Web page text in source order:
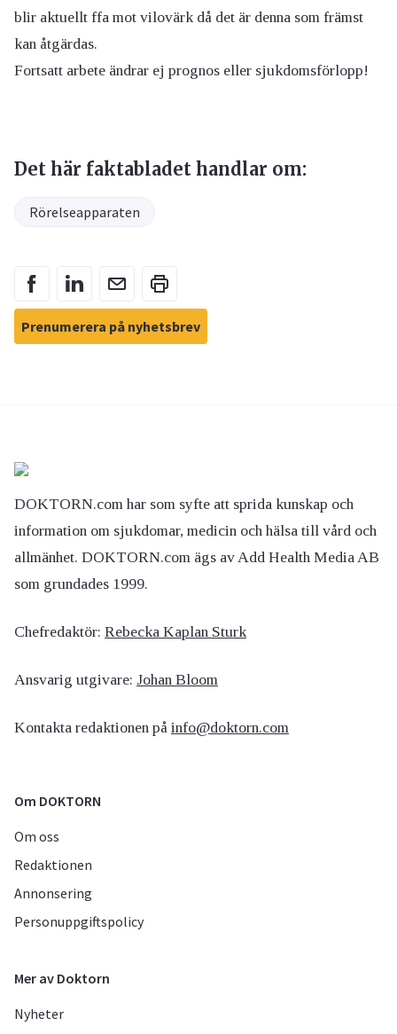
blir aktuellt ffa mot vilovärk då det är denna som främst
kan åtgärdas.
Fortsatt arbete ändrar ej prognos eller sjukdomsförlopp!
Det här faktabladet handlar om:
Rörelseapparaten
Prenumerera på nyhetsbrev
DOKTORN.com har som syfte att sprida kunskap och
information om sjukdomar, medicin och hälsa till vård och
allmänhet. DOKTORN.com ägs av Add Health Media AB
som grundades 1999.
Chefredaktör: Rebecka Kaplan Sturk
Ansvarig utgivare: Johan Bloom
Kontakta redaktionen på info@doktorn.com
Om DOKTORN
Om oss
Redaktionen
Annonsering
Personuppgiftspolicy
Mer av Doktorn
Nyheter